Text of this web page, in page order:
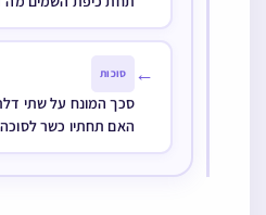
← סוכות
סכך המונח על שתי
האם תחתיו כשר לסוכה